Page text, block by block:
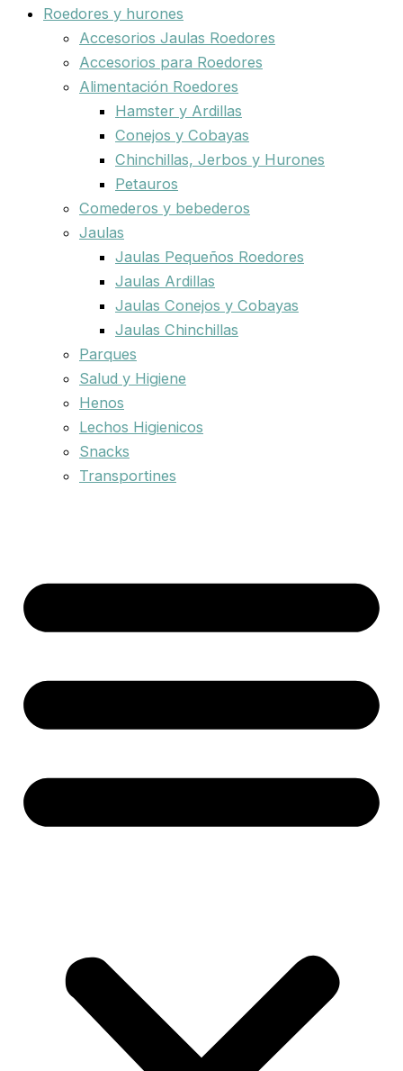
Roedores y hurones
Accesorios Jaulas Roedores
Accesorios para Roedores
Alimentación Roedores
Hamster y Ardillas
Conejos y Cobayas
Chinchillas, Jerbos y Hurones
Petauros
Comederos y bebederos
Jaulas
Jaulas Pequeños Roedores
Jaulas Ardillas
Jaulas Conejos y Cobayas
Jaulas Chinchillas
Parques
Salud y Higiene
Henos
Lechos Higienicos
Snacks
Transportines